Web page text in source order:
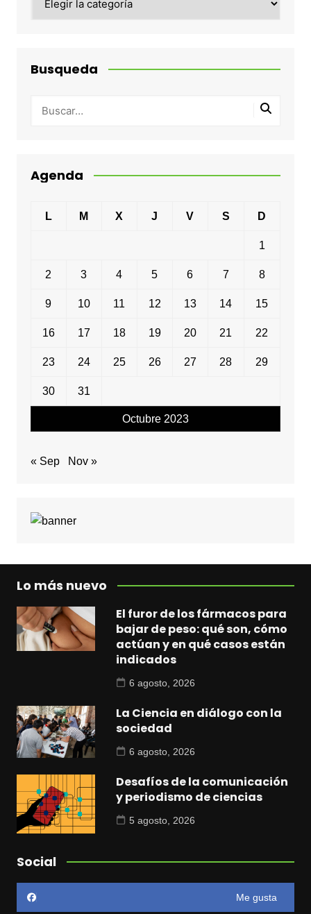
Busqueda
Agenda
Octubre 2023
L M X J V S D
1
2 3 4 5 6 7 8
9 10 11 12 13 14 15
16 17 18 19 20 21 22
23 24 25 26 27 28 29
30 31
« Sep Nov »
Lo más nuevo
El furor de los fármacos para
bajar de peso: qué son, cómo
actúan y en qué casos están
indicados
6 agosto, 2026
La Ciencia en diálogo con la
sociedad
6 agosto, 2026
Desafíos de la comunicación
y periodismo de ciencias
5 agosto, 2026
Social
Me gusta